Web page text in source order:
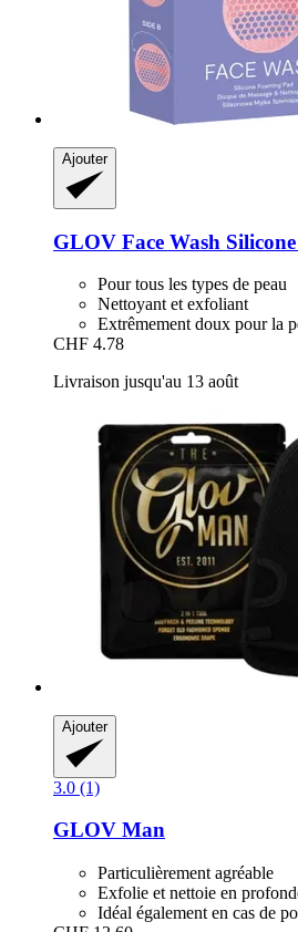
Ajouter
GLOV Face Wash
Pour tous les types de peau
Nettoyant et exfoliant
Extrêmement doux pour la
CHF 4.78
Livraison jusqu'au 13 août
Ajouter
3.0 (1)
GLOV Man
Particulièrement agréable
Exfolie et nettoie en
Idéal également en cas de